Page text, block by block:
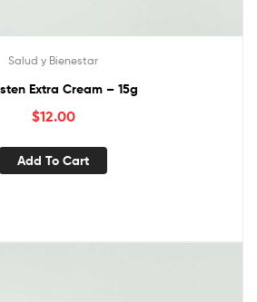
Salud y Bienestar
Extra Cream – 15g
$12.00
Add To Cart